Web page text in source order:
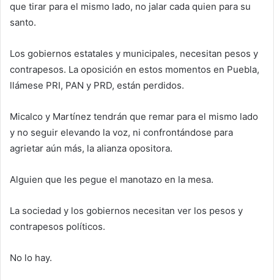
que tirar para el mismo lado, no jalar cada quien para su
santo.
Los gobiernos estatales y municipales, necesitan pesos y
contrapesos. La oposición en estos momentos en Puebla,
llámese PRI, PAN y PRD, están perdidos.
Micalco y Martínez tendrán que remar para el mismo lado
y no seguir elevando la voz, ni confrontándose para
agrietar aún más, la alianza opositora.
Alguien que les pegue el manotazo en la mesa.
La sociedad y los gobiernos necesitan ver los pesos y
contrapesos políticos.
No lo hay.